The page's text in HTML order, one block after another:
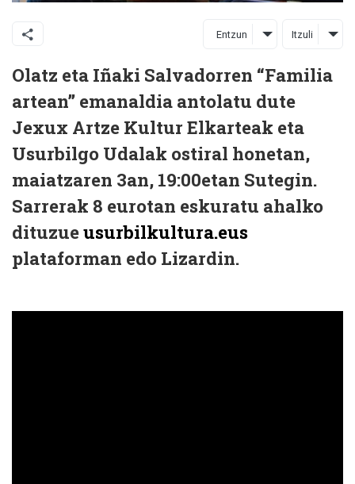
Entzun Itzuli
Olatz eta Iñaki Salvadorren “Familia
artean” emanaldia antolatu dute
Jexux Artze Kultur Elkarteak eta
Usurbilgo Udalak ostiral honetan,
maiatzaren 3an, 19:00etan Sutegin.
Sarrerak 8 eurotan eskuratu ahalko
dituzueusurbilkultura.eus
plataforman edo Lizardin.